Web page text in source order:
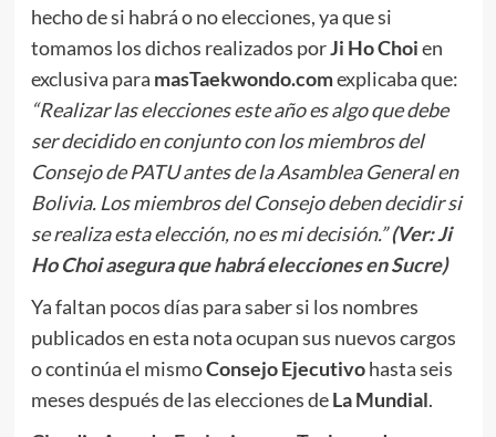
hecho de si habrá o no elecciones, ya que si
tomamos los dichos realizados porJi Ho Choien
exclusiva para masTaekwondo.comexplicaba que:
“Realizar las elecciones este año es algo que debe
ser decidido en conjunto con los miembros del
Consejo de PATU antes de la Asamblea General en
Bolivia. Los miembros del Consejo deben decidir si
se realiza esta elección, no es mi decisión.” (Ver: Ji
Ho Choi asegura que habrá elecciones en Sucre)
Ya faltan pocos días para saber si los nombres
publicados en esta nota ocupan sus nuevos cargos
o continúa el mismoConsejo Ejecutivohasta seis
meses después de las elecciones deLa Mundial.